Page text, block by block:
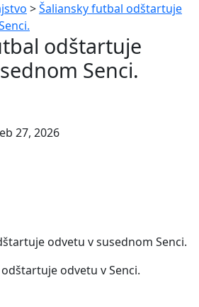
>Šaliansky futbal odštartuje
odštartuje
Senci.
27, 2026
odvetu v Senci.